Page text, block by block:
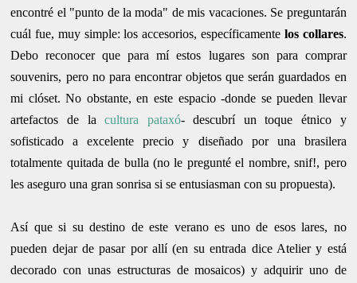
encontré el "punto de la moda" de mis vacaciones. Se preguntarán
cuál fue, muy simple: los accesorios, específicamente los collares.
Debo reconocer que para mí estos lugares son para comprar
souvenirs, pero no para encontrar objetos que serán guardados en
mi clóset. No obstante, en este espacio -donde se pueden llevar
artefactos de lacultura pataxó- descubrí un toque étnico y
sofisticado a excelente precio y diseñado por una brasilera
totalmente quitada de bulla (no le pregunté el nombre, snif!, pero
les aseguro una gran sonrisa si se entusiasman con su propuesta).
Así que si su destino de este verano es uno de esos lares, no
pueden dejar de pasar por allí (en su entrada dice Atelier y está
decorado con unas estructuras de mosaicos) y adquirir uno de